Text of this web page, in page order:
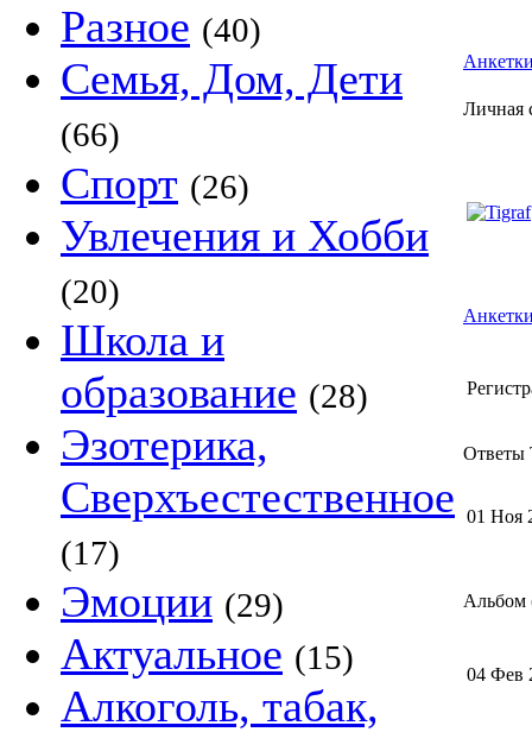
Разное (40)
Семья, Дом, Дети
(66)
Спорт (26)
Увлечения и Хобби
(20)
Школа и
образование (28)
Эзотерика,
Сверхъестественное
(17)
Эмоции (29)
Актуальное (15)
Алкоголь, табак,
Личная
Ответы
01 Ноя
Альбом
04 Фев